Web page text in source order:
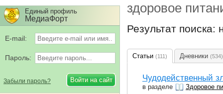
здоровое
Результат
Статьи (111) Дневники (534)
Чудодейственный
в разделе Здоровое
Единый профиль
МедиаФорт
E-mail:
Пароль:
Забыли пароль?